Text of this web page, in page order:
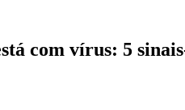
com vírus: 5